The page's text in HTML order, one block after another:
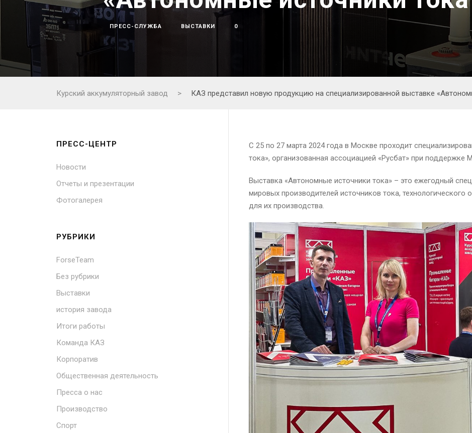
ПРЕСС-СЛУЖБА ВЫСТАВКИ 0
Курский аккумуляторный завод > КАЗ представил новую продукцию на специализированной выставке
С 25 по 27 марта 2024 года в Москве проходит
тока», организованная ассоциацией «Русбат» при
Выставка «Автономные источники тока» – это ежегодный
мировых производителей источников тока,
для их производства.
ПРЕСС-ЦЕНТР
Новости
Отчеты и презентации
Фотогалерея
РУБРИКИ
ForseTeam
Без рубрики
Выставки
история завода
Итоги работы
Команда КАЗ
Корпоратив
Общественная деятельность
Пресса о нас
Производство
Спорт